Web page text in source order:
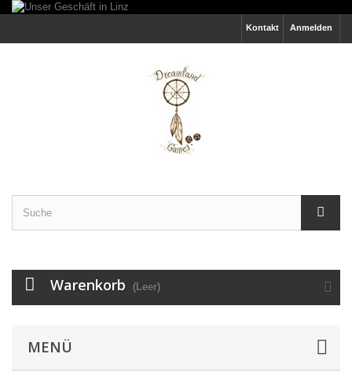
Anmelden
Kontakt
Warenkorb (Leer)
MENÜ